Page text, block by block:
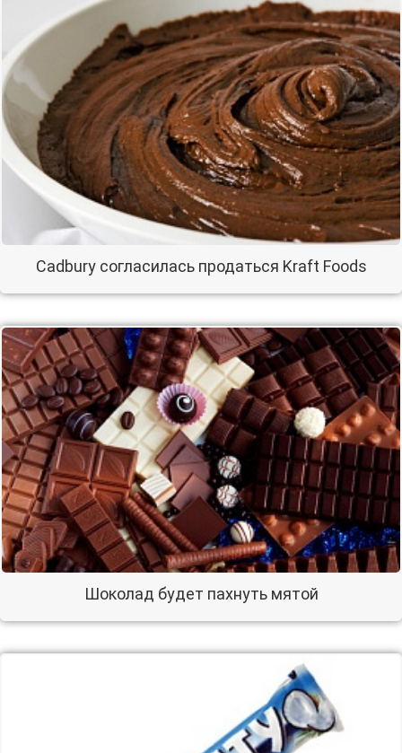
Cadbury согласилась продаться Kraft Foods
Шоколад будет пахнуть мятой